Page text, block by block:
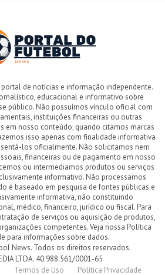
de notícias e informação independente.
educacional e informativo sobre
público. Não possuímos vínculo oficial com
instituições financeiras ou outras
em nosso conteúdo; quando citamos marcas
isso apenas com finalidade informativa
los oficialmente. Não solicitamos nem
financeiras ou de pagamento em nosso
ou intermediamos produtos ou serviços
informativo. Não processamos
é baseado em pesquisa de fontes públicas e
informativa, não constituindo
médico, financeiro, jurídico ou fiscal. Para
de serviços ou aquisição de produtos,
competentes. Veja nossa Política
para informações sobre dados.
News. Todos os direitos reservados.
LTDA. 40.988.561/0001-65
Termos de Uso Política Privacidade